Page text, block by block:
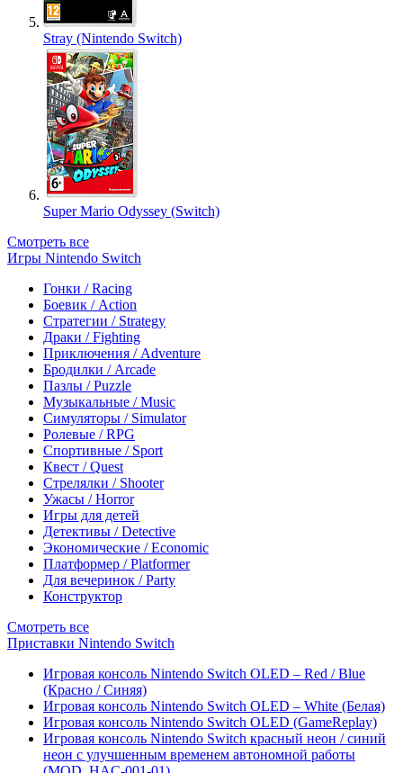
Stray (Nintendo Switch)
Super Mario Odyssey (Switch)
Смотреть все
Игры Nintendo Switch
Гонки / Racing
Боевик / Action
Стратегии / Strategy
Драки / Fighting
Приключения / Adventure
Бродилки / Arcade
Пазлы / Puzzle
Музыкальные / Music
Симуляторы / Simulator
Ролевые / RPG
Спортивные / Sport
Квест / Quest
Стрелялки / Shooter
Ужасы / Horror
Игры для детей
Детективы / Detective
Экономические / Economic
Платформер / Platformer
Для вечеринок / Party
Конструктор
Смотреть все
Приставки Nintendo Switch
Игровая консоль Nintendo Switch OLED – Red / Blue
(Красно / Синяя)
Игровая консоль Nintendo Switch OLED – White (Белая)
Игровая консоль Nintendo Switch OLED (GameReplay)
Игровая консоль Nintendo Switch красный неон / синий
неон с улучшенным временем автономной работы